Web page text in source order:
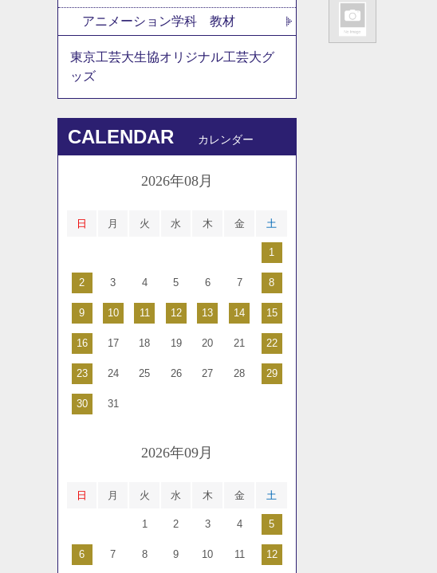
アニメーション学科 教材
東京工芸大生協オリジナル工芸大グ
ッズ
CALENDAR カレンダー
2026年08月
日 月 火 水 木 金 土
1
2 3 4 5 6 7 8
9 10 11 12 13 14 15
16 17 18 19 20 21 22
23 24 25 26 27 28 29
30 31
2026年09月
日 月 火 水 木 金 土
1 2 3 4 5
6 7 8 9 10 11 12